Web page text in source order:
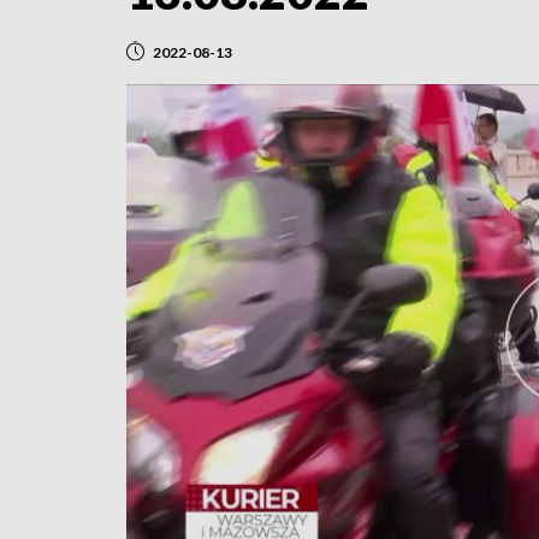
2022-08-13